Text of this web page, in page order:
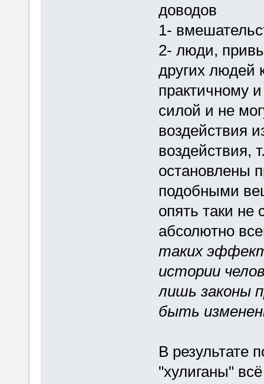
доводов
1-
2- люди,
других людей
практичному
силой и не
воздействия
воздействия,
остановлены
подобными
опять таки не
абсолютно
таких
истории
лишь законы
быть
В результате
"хулиганы"